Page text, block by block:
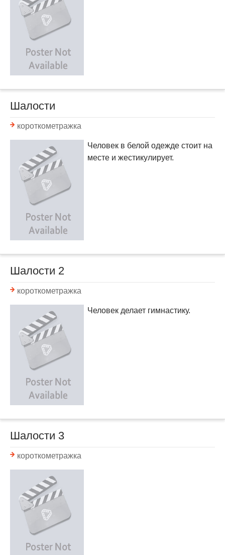
Шалости
короткометражка
Человек в белой одежде стоит на
месте и жестикулирует.
Шалости 2
короткометражка
Человек делает гимнастику.
Шалости 3
короткометражка